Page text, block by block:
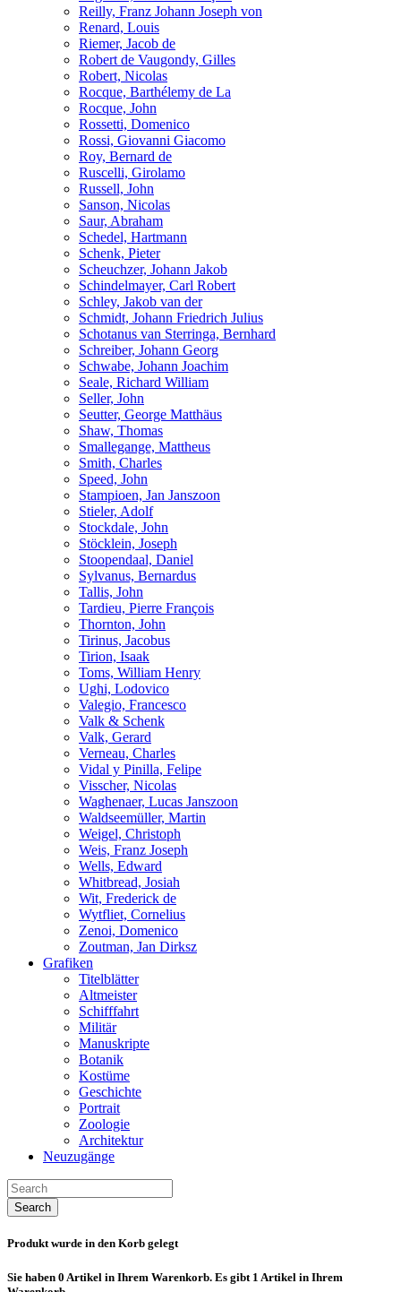
Reilly, Franz Johann Joseph von
Renard, Louis
Riemer, Jacob de
Robert de Vaugondy, Gilles
Robert, Nicolas
Rocque, Barthélemy de La
Rocque, John
Rossetti, Domenico
Rossi, Giovanni Giacomo
Roy, Bernard de
Ruscelli, Girolamo
Russell, John
Sanson, Nicolas
Saur, Abraham
Schedel, Hartmann
Schenk, Pieter
Scheuchzer, Johann Jakob
Schindelmayer, Carl Robert
Schley, Jakob van der
Schmidt, Johann Friedrich Julius
Schotanus van Sterringa, Bernhard
Schreiber, Johann Georg
Schwabe, Johann Joachim
Seale, Richard William
Seller, John
Seutter, George Matthäus
Shaw, Thomas
Smallegange, Mattheus
Smith, Charles
Speed, John
Stampioen, Jan Janszoon
Stieler, Adolf
Stockdale, John
Stöcklein, Joseph
Stoopendaal, Daniel
Sylvanus, Bernardus
Tallis, John
Tardieu, Pierre François
Thornton, John
Tirinus, Jacobus
Tirion, Isaak
Toms, William Henry
Ughi, Lodovico
Valegio, Francesco
Valk & Schenk
Valk, Gerard
Verneau, Charles
Vidal y Pinilla, Felipe
Visscher, Nicolas
Waghenaer, Lucas Janszoon
Waldseemüller, Martin
Weigel, Christoph
Weis, Franz Joseph
Wells, Edward
Whitbread, Josiah
Wit, Frederick de
Wytfliet, Cornelius
Zenoi, Domenico
Zoutman, Jan Dirksz
Grafiken
Titelblätter
Altmeister
Schifffahrt
Militär
Manuskripte
Botanik
Kostüme
Geschichte
Portrait
Zoologie
Architektur
Neuzugänge
Search
Produkt wurde in den Korb gelegt
Sie haben 0 Artikel in Ihrem Warenkorb. Es gibt 1 Artikel in Ihrem